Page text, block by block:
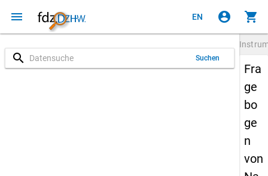
menu EN account_circle shopping_cart
search Suchen
Fra
ge
bo
ge
n
von